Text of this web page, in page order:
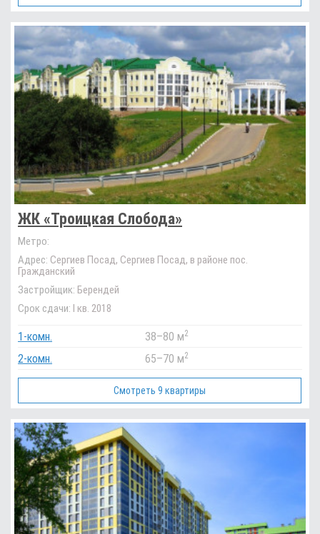
ЖК «Троицкая Слобода»
Метро:
Адрес: Сергиев Посад, Сергиев Посад, в районе пос.
Гражданский
Застройщик: Берендей
Срок сдачи: I кв. 2018
1-комн. 38–80 м2
2-комн. 65–70 м2
Смотреть 9 квартиры